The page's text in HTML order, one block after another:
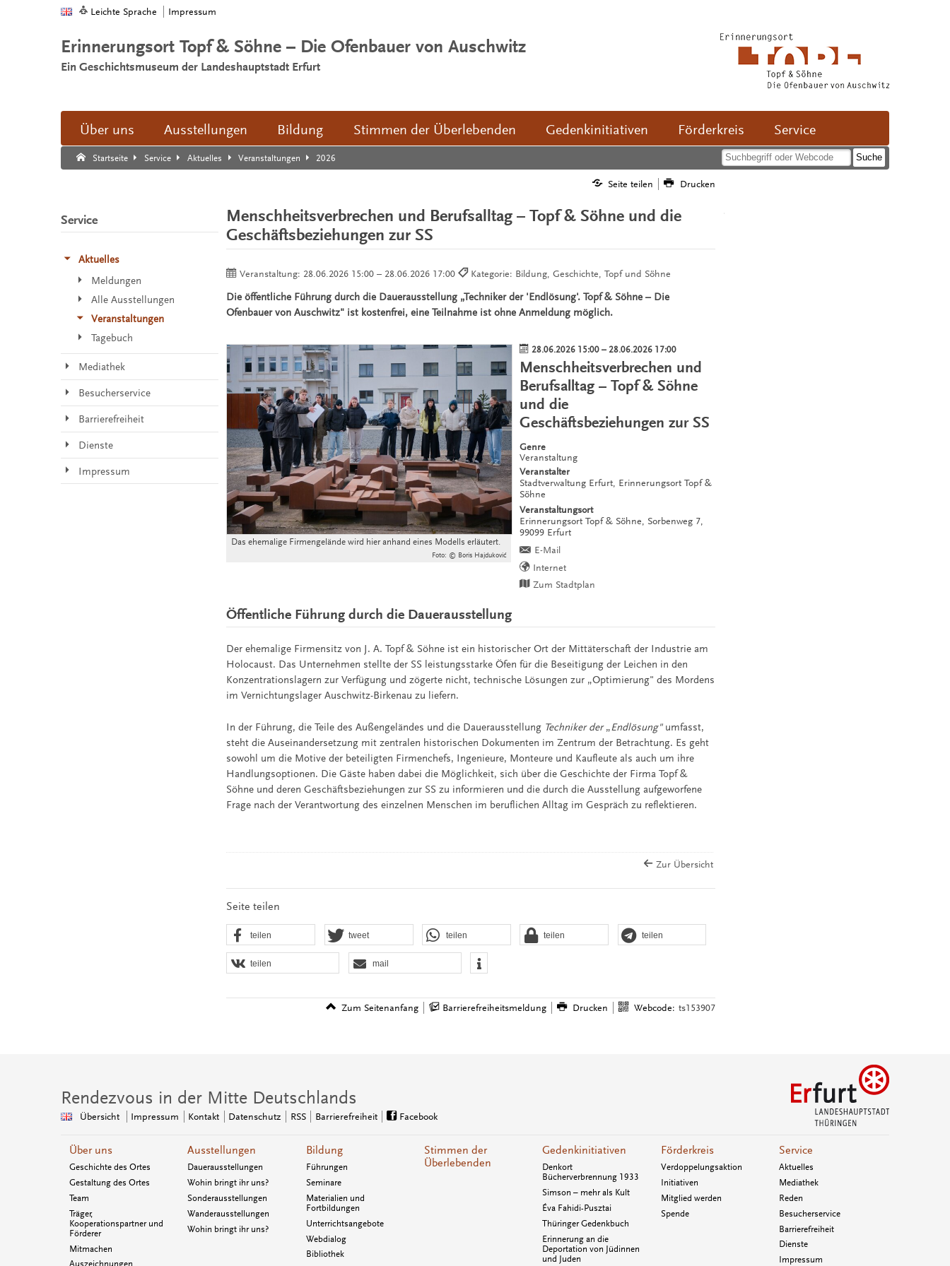
Leichte Sprache Impressum
Erinnerungsort Topf & Söhne – Die Ofenbauer von Auschwitz
Ein Geschichtsmuseum der Landeshauptstadt Erfurt
Über uns Ausstellungen Bildung Stimmen der Überlebenden Gedenkinitiativen Förderkreis Service
Startseite Service Aktuelles Veranstaltungen 2026
Suche:
Suche Ende.
Seite teilen Drucken
Menschheitsverbrechen und Berufsalltag – Topf & Söhne und die
Geschäftsbeziehungen zur SS
Veranstaltung: 28.06.2026 15:00 – 28.06.2026 17:00 Kategorie: Bildung, Geschichte, Topf und Söhne
Die öffentliche Führung durch die Dauerausstellung „Techniker der 'Endlösung'. Topf & Söhne – Die
Ofenbauer von Auschwitz" ist kostenfrei, eine Teilnahme ist ohne Anmeldung möglich.
Das ehemalige Firmengelände wird hier anhand eines Modells erläutert.
Foto: © Boris Hajduković
28.06.2026 15:00 –28.06.2026 17:00
Menschheitsverbrechen und
Berufsalltag – Topf & Söhne
und die
Geschäftsbeziehungen zur SS
Genre
Veranstaltung
Veranstalter
Stadtverwaltung Erfurt, Erinnerungsort Topf &
Söhne
Veranstaltungsort
Erinnerungsort Topf & Söhne, Sorbenweg 7,
99099 Erfurt
E-Mail
Internet
Zum Stadtplan
Öffentliche Führung durch die Dauerausstellung
Der ehemalige Firmensitz von J. A. Topf & Söhne ist ein historischer Ort der Mittäterschaft der Industrie am
Holocaust. Das Unternehmen stellte der SS leistungsstarke Öfen für die Beseitigung der Leichen in den
Konzentrationslagern zur Verfügung und zögerte nicht, technische Lösungen zur „Optimierung" des Mordens
im Vernichtungslager Auschwitz-Birkenau zu liefern.
In der Führung, die Teile des Außengeländes und die Dauerausstellung Techniker der„Endlösung"umfasst,
steht die Auseinandersetzung mit zentralen historischen Dokumenten im Zentrum der Betrachtung. Es geht
sowohl um die Motive der beteiligten Firmenchefs, Ingenieure, Monteure und Kaufleute als auch um ihre
Handlungsoptionen. Die Gäste haben dabei die Möglichkeit, sich über die Geschichte der Firma Topf &
Söhne und deren Geschäftsbeziehungen zur SS zu informieren und die durch die Ausstellung aufgeworfene
Frage nach der Verantwortung des einzelnen Menschen im beruflichen Alltag im Gespräch zu reflektieren.
Zur Übersicht
Seite teilen
teilen tweet teilen teilen teilen
teilen mail
Zum Seitenanfang Barrierefreiheitsmeldung Drucken Webcode: ts153907
Service
Aktuelles
Meldungen
Alle Ausstellungen
Veranstaltungen
Tagebuch
Mediathek
Besucherservice
Barrierefreiheit
Dienste
Impressum
Rendezvous in der Mitte Deutschlands
Übersicht Impressum Kontakt Datenschutz RSS Barrierefreiheit Facebook
Über uns
Geschichte des Ortes
Gestaltung des Ortes
Team
Träger,
Kooperationspartner und
Förderer
Mitmachen
Ausstellungen
Dauerausstellungen
Wohin bringt ihr uns?
Sonderausstellungen
Wanderausstellungen
Wohin bringt ihr uns?
Bildung
Führungen
Seminare
Materialien und
Fortbildungen
Unterrichtsangebote
Webdialog
Bibliothek
Stimmen der
Überlebenden
Gedenkinitiativen
Denkort
Bücherverbrennung 1933
Simson – mehr als Kult
Éva Fahidi-Pusztai
Thüringer Gedenkbuch
Erinnerung an die
Deportation von Jüdinnen
und Juden
Förderkreis
Verdoppelungsaktion
Initiativen
Mitglied werden
Spende
Service
Aktuelles
Mediathek
Reden
Besucherservice
Barrierefreiheit
Dienste
Impressum